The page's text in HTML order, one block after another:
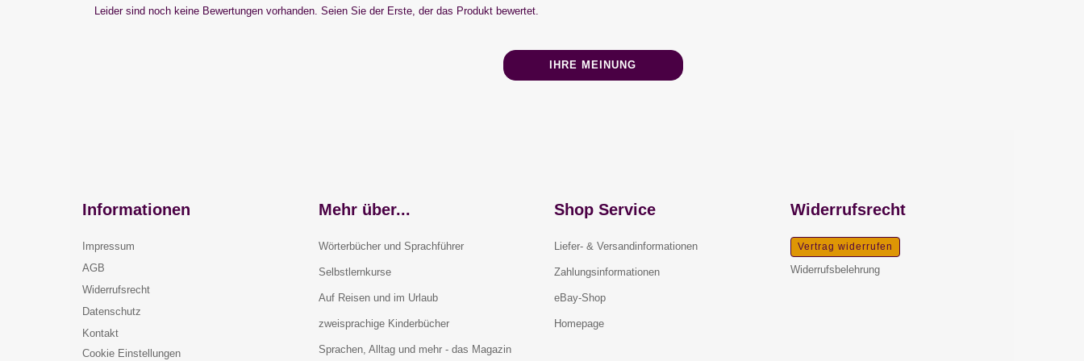
Leider sind noch keine Bewertungen vorhanden. Seien Sie der Erste, der das Produkt bewertet.
IHRE MEINUNG
Informationen
Impressum
AGB
Widerrufsrecht
Datenschutz
Kontakt
Cookie Einstellungen
Mehr über...
Wörterbücher und Sprachführer
Selbstlernkurse
Auf Reisen und im Urlaub
zweisprachige Kinderbücher
Sprachen, Alltag und mehr - das Magazin
Shop Service
Liefer- & Versandinformationen
Zahlungsinformationen
eBay-Shop
Homepage
Widerrufsrecht
Vertrag widerrufen
Widerrufsbelehrung